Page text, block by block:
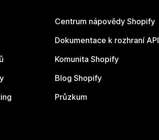
Centrum nápovědy Shopify
Dokumentace k rozhraní API
Komunita Shopify
Blog Shopify
Průzkum